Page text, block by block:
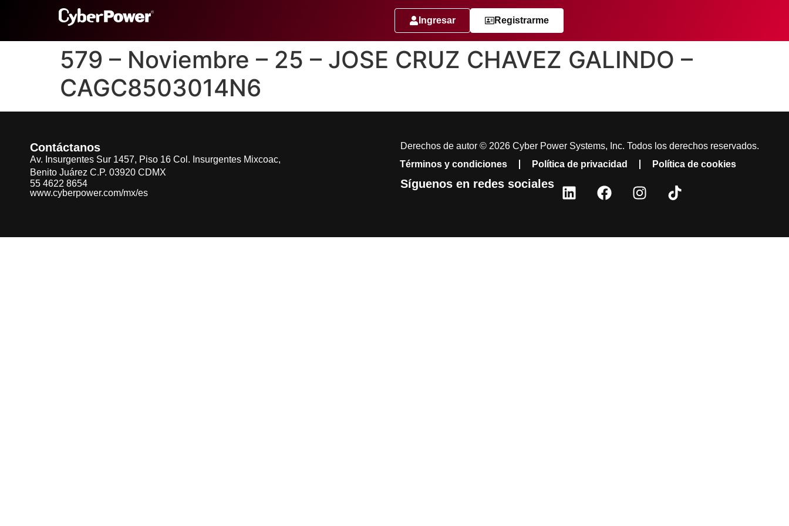
Ingresar Registrarme
579 – Noviembre – 25 – JOSE CRUZ CHAVEZ GALINDO –
CAGC8503014N6
Contáctanos
Av. Insurgentes Sur 1457, Piso 16 Col. Insurgentes Mixcoac,
Benito Juárez C.P. 03920 CDMX
55 4622 8654
www.cyberpower.com/mx/es
Derechos de autor © 2026 Cyber Power Systems, Inc. Todos los derechos reservados.
Términos y condiciones
Política de privacidad Política de cookies
Síguenos en redes sociales